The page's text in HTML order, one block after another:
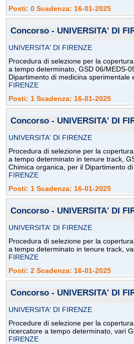
Posti: 0 Scadenza: 16-01-2025
Concorso - UNIVERSITA' DI
UNIVERSITA' DI FIRENZE
Procedura di selezione per la
a tempo determinato, GSD 06/MEDS-
Dipartimento di medicina sperimentale
FIRENZE
Posti: 1 Scadenza: 16-01-2025
Concorso - UNIVERSITA' DI
UNIVERSITA' DI FIRENZE
Procedura di selezione per la
a tempo determinato in tenure track,
Chimica organica, per il Dipartimento di
FIRENZE
Posti: 1 Scadenza: 16-01-2025
Concorso - UNIVERSITA' DI
UNIVERSITA' DI FIRENZE
Procedura di selezione per la
a tempo determinato in tenure track,
FIRENZE
Posti: 2 Scadenza: 16-01-2025
Concorso - UNIVERSITA' DI
UNIVERSITA' DI FIRENZE
Procedure di selezione per la
ricercatore a tempo determinato, vari
FIRENZE